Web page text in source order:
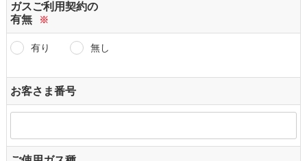
ガスご利用契約の
有無
※
有り 無し
お客さま番号